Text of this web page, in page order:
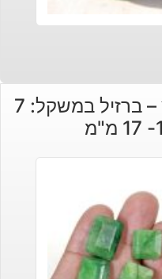
אמרלד מלוטש לשיבוץ – ברזיל במשקל: 7